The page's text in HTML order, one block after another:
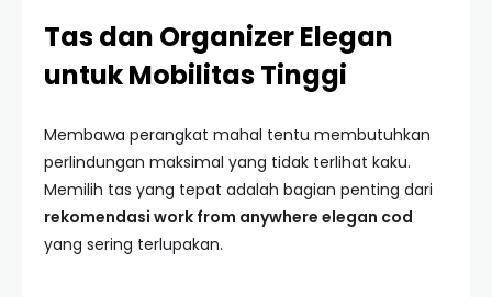
Tas dan Organizer Elegan
untuk Mobilitas Tinggi
Membawa perangkat mahal tentu membutuhkan
perlindungan maksimal yang tidak terlihat kaku.
Memilih tas yang tepat adalah bagian penting dari
rekomendasi work from anywhere elegan cod
yang sering terlupakan.